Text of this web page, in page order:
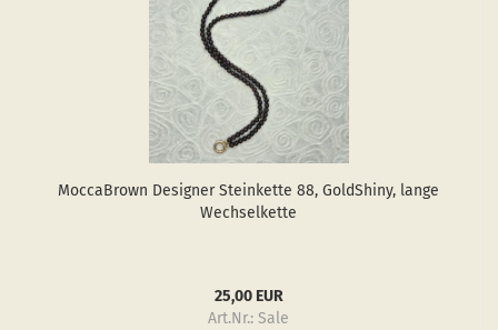
Moc­ca­Brown De­si­gner Stein­ket­te 88, GoldS­hiny, lange
Wech­sel­ket­te
25,00 EUR
Art.Nr.: Sale